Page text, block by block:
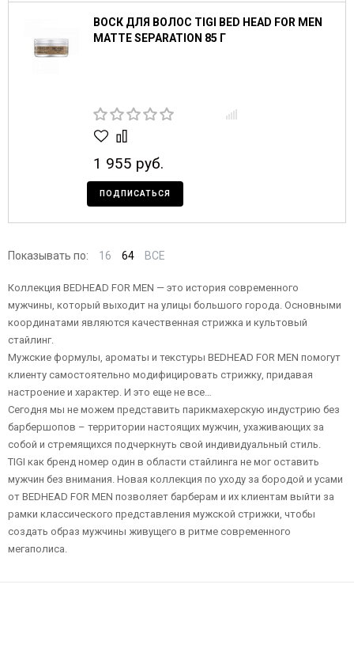
ВОСК ДЛЯ ВОЛОС TIGI BED HEAD FOR MEN
MATTE SEPARATION 85 Г
1 955 руб.
ПОДПИСАТЬСЯ
Показывать по: 16 64 ВСЕ
Коллекция BEDHEAD FOR MEN — это история современного
мужчины, который выходит на улицы большого города. Основными
координатами являются качественная стрижка и культовый
стайлинг.
Мужские формулы, ароматы и текстуры BEDHEAD FOR MEN помогут
клиенту самостоятельно модифицировать стрижку, придавая
настроение и характер. И это еще не все…
Сегодня мы не можем представить парикмахерскую индустрию без
барбершопов – территории настоящих мужчин, ухаживающих за
собой и стремящихся подчеркнуть свой индивидуальный стиль.
TIGI как бренд номер один в области стайлинга не мог оставить
мужчин без внимания. Новая коллекция по уходу за бородой и усами
от BEDHEAD FOR MEN позволяет барберам и их клиентам выйти за
рамки классического представления мужской стрижки, чтобы
создать образ мужчины живущего в ритме современного
мегаполиса.